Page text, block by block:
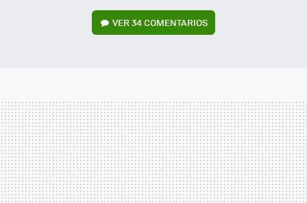
VER34 COMENTARIOS